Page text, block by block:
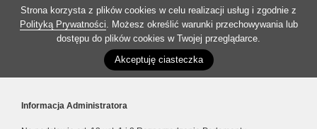
Strona korzysta z plików cookies w celu realizacji usług i zgodnie z
Polityką Prywatności. Możesz określić warunki przechowywania lub
dostępu do plików cookies w Twojej przeglądarce.
Akceptuję ciasteczka
Informacja Administratora